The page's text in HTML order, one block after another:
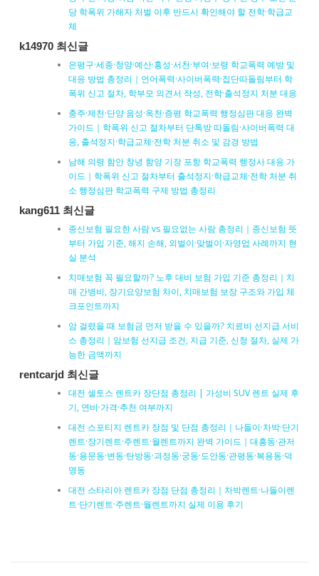
당 학폭위 가해자 처벌 이후 반드시 확인해야 할 전학·학급교
체
k14970 최신글
은평구·세종·청양·예산·홍성·서천·부여·보령 학교폭력 예방 및
대응 방법 총정리｜언어폭력·사이버폭력·집단따돌림부터 학
폭위 신고 절차, 학부모 의견서 작성, 전학·출석정지 처분 대응
충주·제천·단양·음성·옥천·증평 학교폭력 행정심판 대응 완벽
가이드｜학폭위 신고 절차부터 단톡방 따돌림·사이버폭력 대
응, 출석정지·학급교체·전학 처분 취소 및 감경 방법
남해 의령 함안 창녕 함양 기장 포항 학교폭력 행정사 대응 가
이드｜학폭위 신고 절차부터 출석정지·학급교체·전학 처분 취
소 행정심판 학교폭력 구제 방법 총정리
kang611 최신글
종신보험 필요한 사람 vs 필요없는 사람 총정리｜종신보험 뜻
부터 가입 기준, 해지 손해, 외벌이·맞벌이·자영업 사례까지 현
실 분석
치매보험 꼭 필요할까? 노후 대비 보험 가입 기준 총정리｜치
매 간병비, 장기요양보험 차이, 치매보험 보장 구조와 가입 체
크포인트까지
암 걸렸을 때 보험금 먼저 받을 수 있을까? 치료비 선지급 서비
스 총정리｜암보험 선지급 조건, 지급 기준, 신청 절차, 실제 가
능한 금액까지
rentcarjd 최신글
대전 셀토스 렌트카 장단점 총정리 | 가성비 SUV 렌트 실제 후
기, 연비·가격·추천 여부까지
대전 스포티지 렌트카 장점 및 단점 총정리｜나들이·차박·단기
렌트·장기렌트·주렌트·월렌트까지 완벽 가이드｜대흥동·관저
동·용문동·변동·탄방동·괴정동·궁동·도안동·관평동·복용동·덕
명동
대전 스타리아 렌트카 장점 단점 총정리｜차박렌트·나들이렌
트·단기렌트·주렌트·월렌트까지 실제 이용 후기